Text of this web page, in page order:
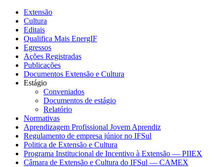
Extensão
Cultura
Editais
Qualifica Mais EnergIF
Egressos
Ações Registradas
Publicações
Documentos Extensão e Cultura
Estágio
Conveniados
Documentos de estágio
Relatório
Normativas
Aprendizagem Profissional Jovem Aprendiz
Regulamento de empresa júnior no IFSul
Politica de Extensão e Cultura
Programa Institucional de Incentivo à Extensão — PIIEX
Câmara de Extensão e Cultura do IFSul — CAMEX